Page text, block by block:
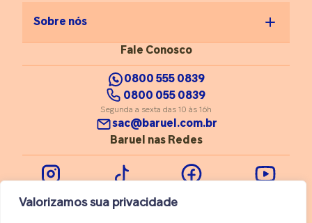
Valorizamos sua privacidade
Sobre nós
Fale Conosco
0800 555 0839
0800 055 0839
Segunda a sexta das 10 às 16h
sac@baruel.com.br
Baruel nas Redes